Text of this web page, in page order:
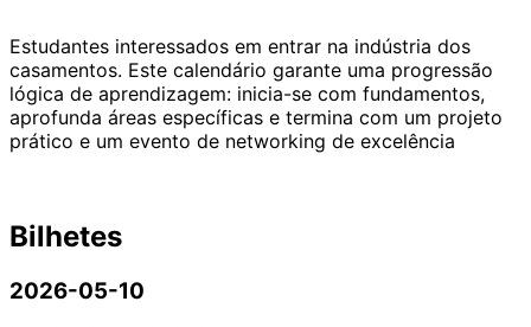
Estudantes interessados em entrar na indústria dos
casamentos. Este calendário garante uma progressão
lógica de aprendizagem: inicia-se com fundamentos,
aprofunda áreas específicas e termina com um projeto
prático e um evento de networking de excelência
Bilhetes
2026-05-10